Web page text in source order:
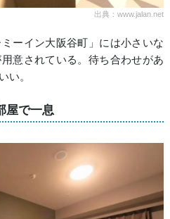
出典：www.jalan.net
ーイン大阪谷町」には小さいな
意されている。待ち合わせがあ
い。
屋で一息